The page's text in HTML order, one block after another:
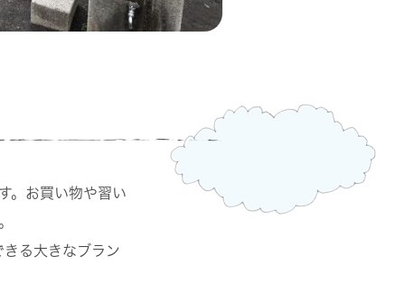
。お買い物や習い
る大きなブラン